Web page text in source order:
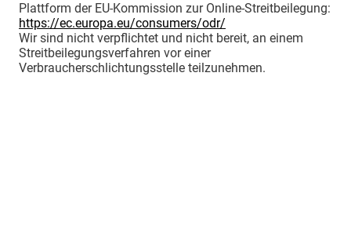
Plattform der EU-Kommission zur Online-Streitbeilegung:
https://ec.europa.eu/consumers/odr/
Wir sind nicht verpflichtet und nicht bereit, an einem
Streitbeilegungsverfahren vor einer
Verbraucherschlichtungsstelle teilzunehmen.